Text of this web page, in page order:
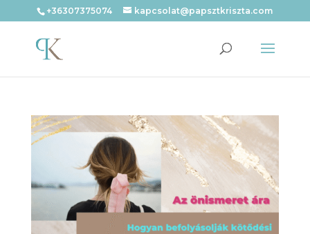
+36307375074 kapcsolat@papsztkriszta.com